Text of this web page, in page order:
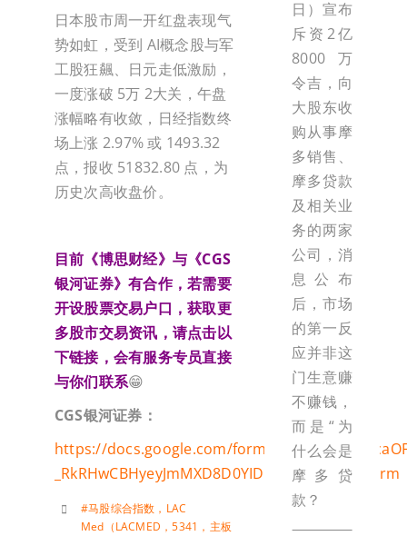
日本股市周一开红盘表现气
势如虹，受到 AI概念股与军
工股狂飆、日元走低激励，
一度涨破 5万 2大关，午盘
涨幅略有收敛，日经指数终
场上涨 2.97% 或 1493.32
点，报收 51832.80 点，为
历史次高收盘价。
目前《博思财经》与《CGS
银河证券》有合作，若需要
开设股票交易户口，获取更
多股市交易资讯，请点击以
下链接，会有服务专员直接
与你们联系😁
CGS银河证券：
https://docs.google.com/forms/d/e/
_RkRHwCBHyeyJmMXD8D0YIDDhhoA7g/viewform
#马股综合指数 ， LAC
Med（LACMED，5341，主板
日）宣布
斥资2亿
8000万
令吉，向
大股东收
购从事摩
多销售、
摩多贷款
及相关业
务的两家
公司，消
息公布
后，市场
的第一反
应并非这
门生意赚
不赚钱，
而是“为
什么会是
摩多贷
款？